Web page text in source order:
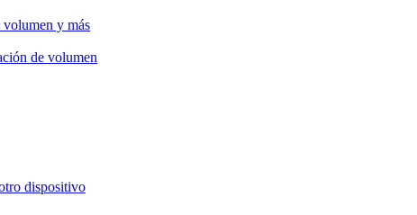
volumen y más
de volumen
dispositivo